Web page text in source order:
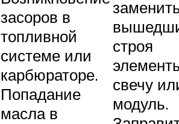
засоров в
топливной
системе или
карбюраторе.
Попадание
масла в
строя
свечу
модуль.